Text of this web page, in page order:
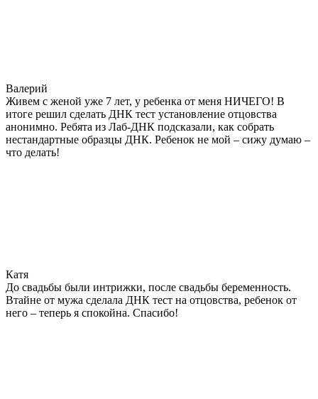
Валерий
Живем с женой уже 7 лет, у ребенка от меня НИЧЕГО! В
итоге решил сделать ДНК тест установление отцовства
анонимно. Ребята из Лаб-ДНК подсказали, как собрать
нестандартные образцы ДНК. Ребенок не мой – сижу думаю –
что делать!
Катя
До свадьбы были интрижки, после свадьбы беременность.
Втайне от мужа сделала ДНК тест на отцовства, ребенок от
него – теперь я спокойна. Спасибо!